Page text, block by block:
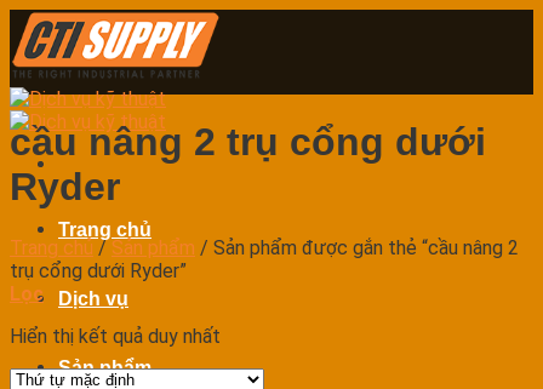
Skip
to
content
Trang chủ
Dịch vụ
Sản phẩm
cầu nâng 2 trụ cổng dưới
Ryder
Trang chủ / Sản phẩm / Sản phẩm được gắn thẻ “cầu nâng 2
trụ cổng dưới Ryder”
Lọc
Hiển thị kết quả duy nhất